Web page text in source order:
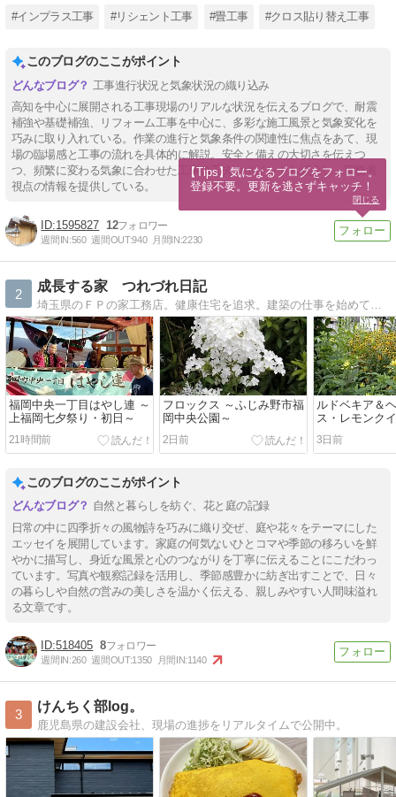
#インプラス工事 #リシェント工事 #畳工事 #クロス貼り替え工事
このブログのここがポイント
工事進行状況と気象状況の織り込み
高知を中心に展開される工事現場のリアルな状況を伝えるブログで、耐震
補強や基礎補強、リフォーム工事を中心に、多彩な施工風景と気象変化を
巧みに取り入れている。作業の進行と気象条件の関連性に焦点をあて、現
場の臨場感と工事の流れを具体的に解説。安全と備えの大切さを伝えつ
つ、頻繁に変わる気象に合わせた工事の工夫やポイントも紹介し、実務者
視点の情報を提供している。
1595827 12
週間IN:560 週間OUT:940 月間IN:2230
2
成長する家 つれづれ日記
福岡中央一丁目はやし連 ～
上福岡七夕祭り・初日～
21時間前
フロックス ～ふじみ野市福
岡中央公園～
2日前
ルドベキア＆
ス・レモンク
3日前
このブログのここがポイント
自然と暮らしを紡ぐ、花と庭の記録
日常の中に四季折々の風物詩を巧みに織り交ぜ、庭や花々をテーマにした
エッセイを展開しています。家庭の何気ないひとコマや季節の移ろいを鮮
やかに描写し、身近な風景と心のつながりを丁寧に伝えることにこだわっ
ています。写真や観察記録を活用し、季節感豊かに紡ぎ出すことで、日々
の暮らしや自然の営みの美しさを温かく伝える、親しみやすい人間味溢れ
る文章です。
518405 8
週間IN:260 週間OUT:1350 月間IN:1140
3
けんちく部log。
鹿児島県の建設会社、現場の進捗をリアルタイムで公開中。
【Tips】気になるブログをフォロー。
登録不要。更新を逃さずキャッチ！
閉じる